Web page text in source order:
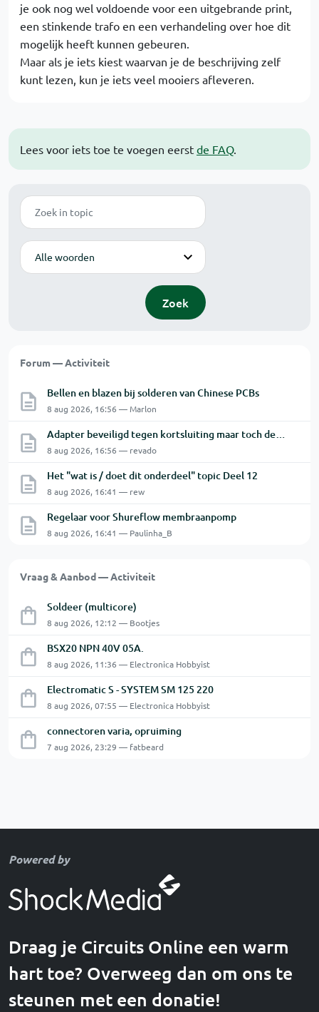
Lees voor iets toe te voegen eerst de FAQ.
Zoek
Modus
Zoek
Forum — Activiteit
Bellen en blazen bij solderen van Chinese PCBs
8 aug 2026, 16:56 — Marlon
Adapter beveiligd tegen kortsluiting maar toch defect?
8 aug 2026, 16:56 — revado
Het "wat is / doet dit onderdeel" topic Deel 12
8 aug 2026, 16:41 — rew
Regelaar voor Shureflow membraanpomp
8 aug 2026, 16:41 — Paulinha_B
Vraag & Aanbod — Activiteit
Soldeer (multicore)
8 aug 2026, 12:12 — Bootjes
BSX20 NPN 40V 05A.
8 aug 2026, 11:36 — Electronica Hobbyist
Electromatic S - SYSTEM SM 125 220
8 aug 2026, 07:55 — Electronica Hobbyist
connectoren varia, opruiming
7 aug 2026, 23:29 — fatbeard
je ook nog wel voldoende voor een uitgebrande print,
een stinkende trafo en een verhandeling over hoe dit
mogelijk heeft kunnen gebeuren.
Maar als je iets kiest waarvan je de beschrijving zelf
kunt lezen, kun je iets veel mooiers afleveren.
Powered by
Draag je Circuits Online een warm
hart toe? Overweeg dan om ons te
steunen met een donatie!